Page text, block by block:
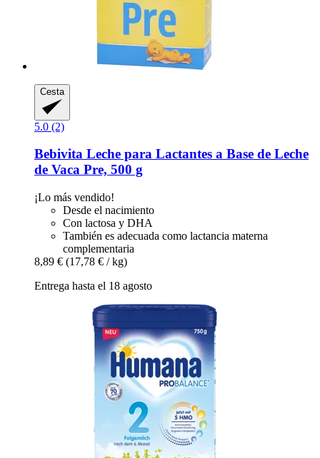
Cesta
5.0 (2)
Bebivita Leche para Lactantes a Base de Leche
de Vaca Pre, 500 g
¡Lo más vendido!
Desde el nacimiento
Con lactosa y DHA
También es adecuada como lactancia materna
complementaria
8,89 € (17,78 € / kg)
Entrega hasta el 18 agosto